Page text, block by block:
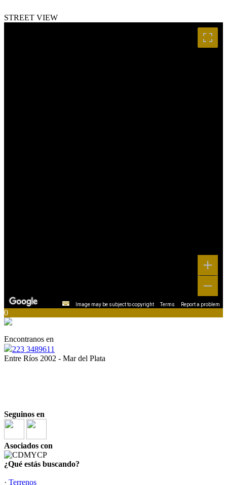
STREET VIEW
Image may be subject to copyright Terms Report a problem
0
Encontranos en
223 3489611
Entre Ríos 2002 - Mar del Plata
Seguinos en
Asociados con
¿Qué estás buscando?
· Terrenos